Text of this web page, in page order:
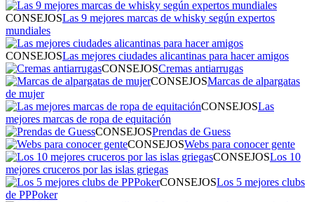
CONSEJOSLas 9 mejores marcas de whisky según expertos
mundiales
CONSEJOSLas mejores ciudades alicantinas para hacer amigos
CONSEJOSCremas antiarrugas
CONSEJOSMarcas de alpargatas
de mujer
CONSEJOSLas
mejores marcas de ropa de equitación
CONSEJOSPrendas de Guess
CONSEJOSWebs para conocer gente
CONSEJOSLos 10
mejores cruceros por las islas griegas
CONSEJOSLos 5 mejores clubs
de PPPoker